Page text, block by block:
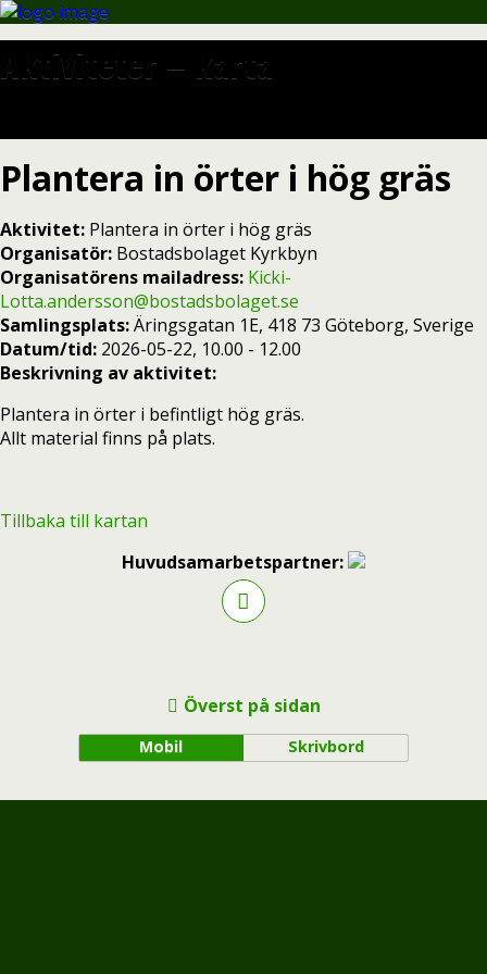
Aktiviteter – karta
Plantera in örter i hög gräs
Aktivitet: Plantera in örter i hög gräs
Organisatör: Bostadsbolaget Kyrkbyn
Organisatörens mailadress: Kicki-
Lotta.andersson@bostadsbolaget.se
Samlingsplats:Äringsgatan 1E, 418 73 Göteborg, Sverige
Datum/tid: 2026-05-22, 10.00 - 12.00
Beskrivning av aktivitet:
Plantera in örter i befintligt hög gräs.
Allt material finns på plats.
Tillbaka till kartan
Huvudsamarbetspartner:
Överst på sidan
Mobil Skrivbord